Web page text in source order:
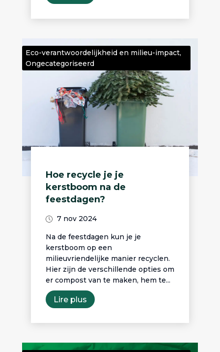
Eco-verantwoordelijkheid en milieu-impact,
Ongecategoriseerd
Hoe recycle je je
kerstboom na de
feestdagen?
7 nov 2024
Na de feestdagen kun je je
kerstboom op een
milieuvriendelijke manier recyclen.
Hier zijn de verschillende opties om
er compost van te maken, hem te...
Lire plus